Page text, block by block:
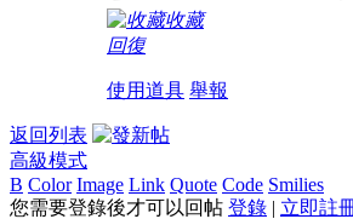
收藏
回復
使用道具 舉報
返回列表
高級模式
B Color Image Link Quote Code Smilies
您需要登錄後才可以回帖 登錄 | 立即註